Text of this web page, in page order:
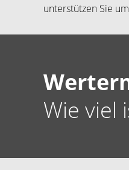
unterstützen Sie
Wie viel